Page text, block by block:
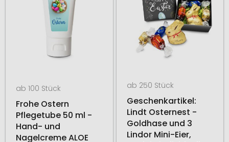
ab 100 Stück
Frohe Ostern
Pflegetube 50 ml -
Hand- und
Nagelcreme ALOE
ab 250 Stück
Geschenkartikel:
Lindt Osternest -
Goldhase und 3
Lindor Mini-Eier,